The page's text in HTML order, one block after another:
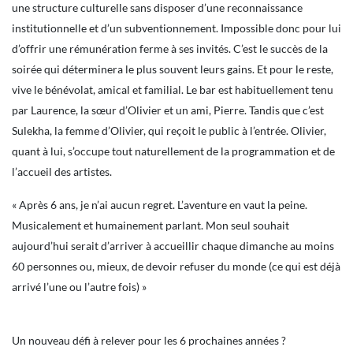
une structure culturelle sans disposer d’une reconnaissance
institutionnelle et d’un subventionnement. Impossible donc pour lui
d’offrir une rémunération ferme à ses invités. C’est le succès de la
soirée qui déterminera le plus souvent leurs gains. Et pour le reste,
vive le bénévolat, amical et familial. Le bar est habituellement tenu
par Laurence, la sœur d’Olivier et un ami, Pierre. Tandis que c’est
Sulekha, la femme d’Olivier, qui reçoit le public à l’entrée. Olivier,
quant à lui, s’occupe tout naturellement de la programmation et de
l’accueil des artistes.
« Après 6 ans, je n’ai aucun regret. L’aventure en vaut la peine.
Musicalement et humainement parlant. Mon seul souhait
aujourd’hui serait d’arriver à accueillir chaque dimanche au moins
60 personnes ou, mieux, de devoir refuser du monde (ce qui est déjà
arrivé l’une ou l’autre fois) »
Un nouveau défi à relever pour les 6 prochaines années ?